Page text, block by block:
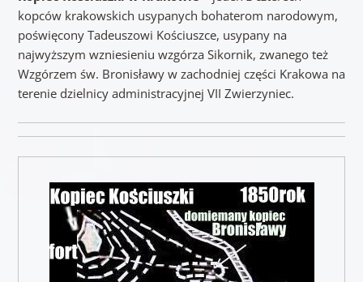
kopców krakowskich usypanych bohaterom narodowym,
poświęcony Tadeuszowi Kościuszce, usypany na
najwyższym wzniesieniu wzgórza Sikornik, zwanego też
Wzgórzem św. Bronisławy w zachodniej części Krakowa na
terenie dzielnicy administracyjnej VII Zwierzyniec.